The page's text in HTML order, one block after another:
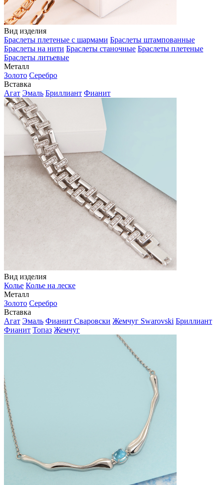
Вид изделия
Браслеты плетеные с шармами Браслеты штампованные
Браслеты на нити Браслеты станочные Браслеты плетеные
Браслеты литьевые
Металл
Золото Серебро
Вставка
Агат Эмаль Бриллиант Фианит
Вид изделия
Колье Колье на леске
Металл
Золото Серебро
Вставка
Агат Эмаль Фианит Сваровски Жемчуг Swarovski Бриллиант
Фианит Топаз Жемчуг